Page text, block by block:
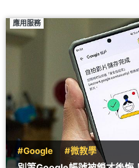
應用服務
#Google #微教學